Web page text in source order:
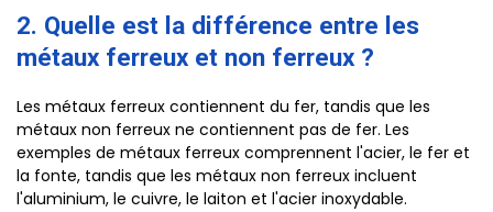
2. Quelle est la différence entre les
métaux ferreux et non ferreux ?
Les métaux ferreux contiennent du fer, tandis que les
métaux non ferreux ne contiennent pas de fer. Les
exemples de métaux ferreux comprennent l'acier, le fer et
la fonte, tandis que les métaux non ferreux incluent
l'aluminium, le cuivre, le laiton et l'acier inoxydable.